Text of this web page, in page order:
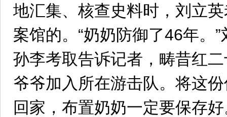
地汇集、核查史料时，刘立
案馆的。“奶奶防御了46年。
孙李考取告诉记者，畴昔红
爷爷加入所在游击队。将这
回家，布置奶奶一定要保存